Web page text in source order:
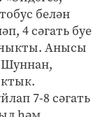
белән
4 сәгать буе
чыкты. Анысы
Шуннан,
7-8 сәгать